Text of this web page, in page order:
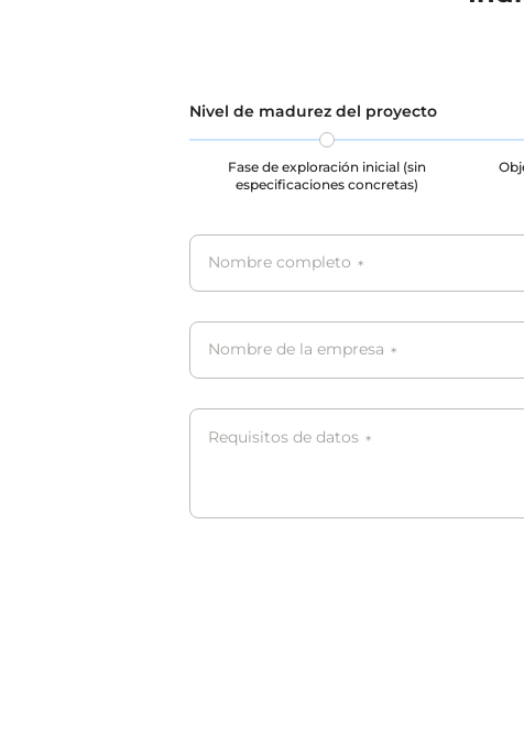
se desempeñen mejor frente a la
Seguimos estrictamente las
regulaciones de protección de datos
y privacidad, garantizando la
derechos legítimos de los usuarios
durante la recolección,
durante la
todos los
CCPA y
Nivel de madurez del proyecto
Fase de exploración inicial (sin
especificaciones concretas)
Nombre completo *
Nombre de la empresa *
Requisitos de datos *